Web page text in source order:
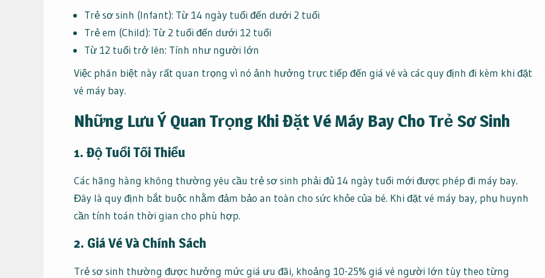
Trẻ sơ sinh (Infant): Từ 14 ngày tuổi đến dưới 2 tuổi
Trẻ em (Child): Từ 2 tuổi đến dưới 12 tuổi
Từ 12 tuổi trở lên: Tính như người lớn
Việc phân biệt này rất quan trọng vì nó ảnh hưởng trực tiếp đến giá vé và các quy định đi kèm khi đặt
vé máy bay.
Những Lưu Ý Quan Trọng Khi Đặt Vé Máy Bay Cho Trẻ Sơ Sinh
1. Độ Tuổi Tối Thiểu
Các hãng hàng không thường yêu cầu trẻ sơ sinh phải đủ 14 ngày tuổi mới được phép đi máy bay.
Đây là quy định bắt buộc nhằm đảm bảo an toàn cho sức khỏe của bé. Khi đặt vé máy bay, phụ huynh
cần tính toán thời gian cho phù hợp.
2. Giá Vé Và Chính Sách
Trẻ sơ sinh thường được hưởng mức giá ưu đãi, khoảng 10-25% giá vé người lớn tùy theo từng